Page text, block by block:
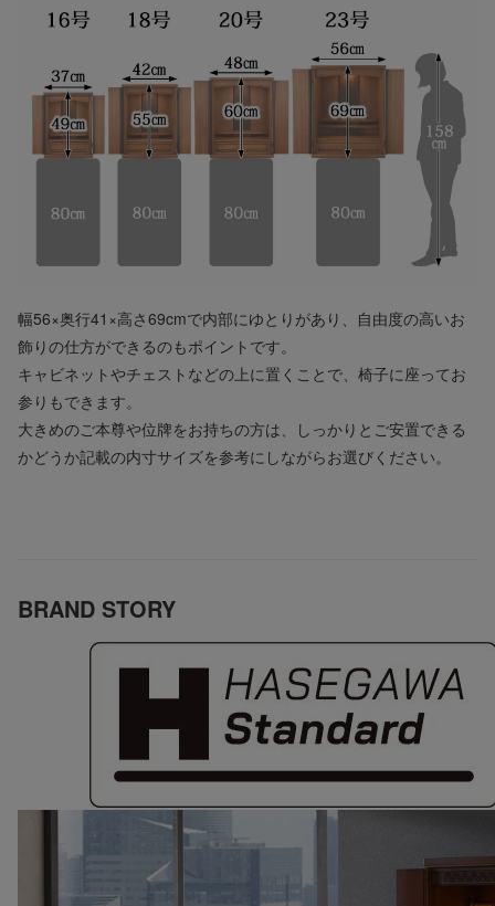
幅56×奥行41×高さ69cmで内部にゆとりがあり、自由度の高いお
飾りの仕方ができるのもポイントです。
キャビネットやチェストなどの上に置くことで、椅子に座ってお
参りもできます。
大きめのご本尊や位牌をお持ちの方は、しっかりとご安置できる
かどうか記載の内寸サイズを参考にしながらお選びください。
BRAND STORY